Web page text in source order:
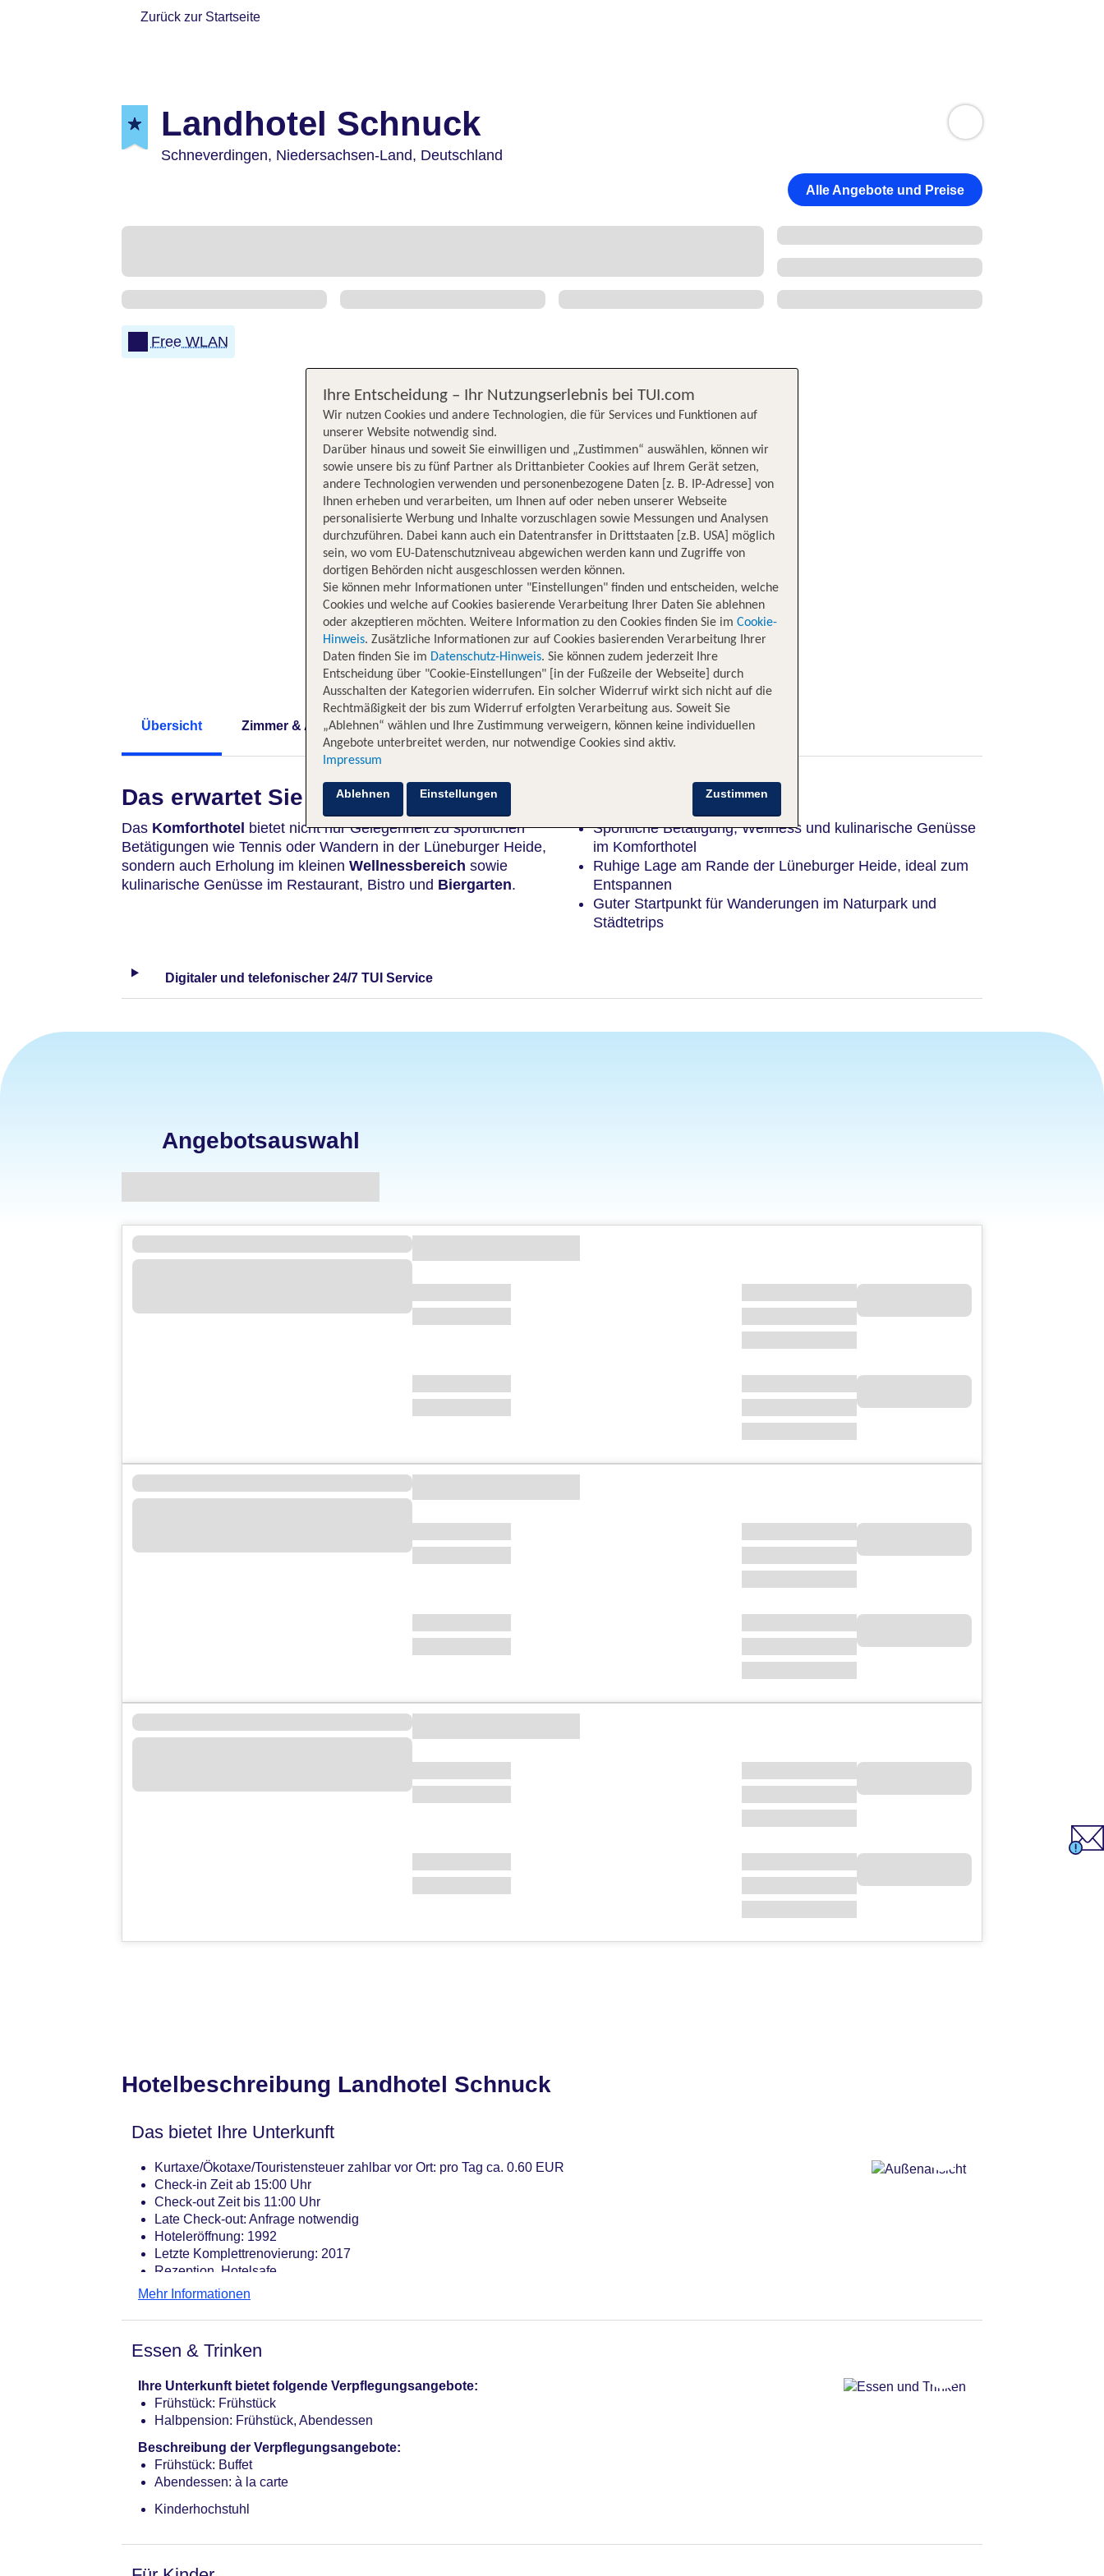
Zurück zur Startseite
Landhotel Schnuck
Schneverdingen, Niedersachsen-Land, Deutschland
Alle Angebote und Preise
Free WLAN
Übersicht Zimmer & Angebote Hotelinformationen Lage Bewertungen
Das erwartet Sie
Das Komforthotel bietet nicht nur Gelegenheit zu sportlichen
Betätigungen wie Tennis oder Wandern in der Lüneburger Heide,
sondern auch Erholung im kleinen Wellnessbereich sowie
kulinarische Genüsse im Restaurant, Bistro und Biergarten.
Sportliche Betätigung, Wellness und kulinarische Genüsse
im Komforthotel
Ruhige Lage am Rande der Lüneburger Heide, ideal zum
Entspannen
Guter Startpunkt für Wanderungen im Naturpark und
Städtetrips
Digitaler und telefonischer 24/7 TUI Service
Angebotsauswahl
Hotelbeschreibung Landhotel Schnuck
Das bietet Ihre Unterkunft
Kurtaxe/Ökotaxe/Touristensteuer zahlbar vor Ort: pro Tag ca. 0.60 EUR
Check-in Zeit ab 15:00 Uhr
Check-out Zeit bis 11:00 Uhr
Late Check-out: Anfrage notwendig
Hoteleröffnung: 1992
Letzte Komplettrenovierung: 2017
Rezeption, Hotelsafe
Lift
Internet: WLAN/WiFi, im gesamten Hotel (Anlage): ohne Gebühr
Zahlungsarten: TUI Card / VISA, MasterCard, American Express, EC Karte/Maestro
Parkmöglichkeiten: Parkplatz (nach Verfügbarkeit)
Tagungseinrichtungen: klimatisierte Tagungsräume, Tageslicht, Tagungsequipment, Coffee Breaks
Gebäudeanzahl: 1, Etagen: 3, Zimmer: 130
Landeskategorie: 4 Sterne
Mehr Informationen
Essen & Trinken
Ihre Unterkunft bietet folgende Verpflegungsangebote:
Frühstück: Frühstück
Halbpension: Frühstück, Abendessen
Beschreibung der Verpflegungsangebote:
Frühstück: Buffet
Abendessen: à la carte
Kinderhochstuhl
Ihre Entscheidung – Ihr Nutzungserlebnis bei TUI.com
Wir nutzen Cookies und andere Technologien, die für Services und Funktionen auf
unserer Website notwendig sind.
Darüber hinaus und soweit Sie einwilligen und „Zustimmen“ auswählen, können wir
sowie unsere bis zu fünf Partner als Drittanbieter Cookies auf Ihrem Gerät setzen,
andere Technologien verwenden und personenbezogene Daten [z. B. IP-Adresse] von
Ihnen erheben und verarbeiten, um Ihnen auf oder neben unserer Webseite
personalisierte Werbung und Inhalte vorzuschlagen sowie Messungen und Analysen
durchzuführen. Dabei kann auch ein Datentransfer in Drittstaaten [z.B. USA] möglich
sein, wo vom EU-Datenschutzniveau abgewichen werden kann und Zugriffe von
dortigen Behörden nicht ausgeschlossen werden können.
Sie können mehr Informationen unter "Einstellungen" finden und entscheiden, welche
Cookies und welche auf Cookies basierende Verarbeitung Ihrer Daten Sie ablehnen
oder akzeptieren möchten. Weitere Information zu den Cookies finden Sie im Cookie-
Hinweis. Zusätzliche Informationen zur auf Cookies basierenden Verarbeitung Ihrer
Daten finden Sie im Datenschutz-Hinweis. Sie können zudem jederzeit Ihre
Entscheidung über "Cookie-Einstellungen" [in der Fußzeile der Webseite] durch
Ausschalten der Kategorien widerrufen. Ein solcher Widerruf wirkt sich nicht auf die
Rechtmäßigkeit der bis zum Widerruf erfolgten Verarbeitung aus. Soweit Sie
„Ablehnen“ wählen und Ihre Zustimmung verweigern, können keine individuellen
Angebote unterbreitet werden, nur notwendige Cookies sind aktiv.
Impressum
Zustimmen
Ablehnen Einstellungen